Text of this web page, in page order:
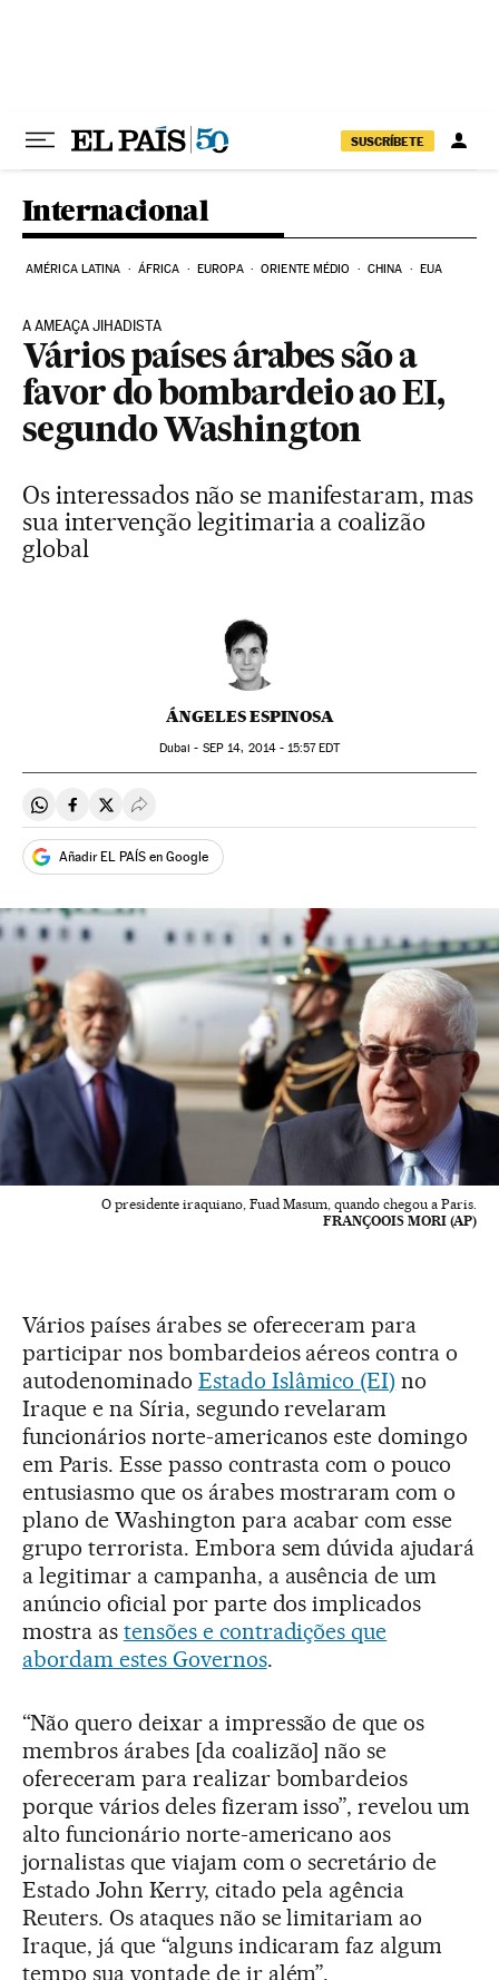
SUSCRÍBETE
Internacional
AMÉRICA LATINA ÁFRICA EUROPA ORIENTE MÉDIO CHINA EUA
A AMEAÇA JIHADISTA
Vários países árabes são a
favor do bombardeio ao EI,
segundo Washington
Os interessados não se manifestaram, mas
sua intervenção legitimaria a coalizão
global
ÁNGELES ESPINOSA
Dubai - SEP 14, 2014 - 15:57EDT
Compartir en Whatsapp
Compartir en Facebook
Compartir en Twitter
Desplegar Redes Sociales
Añadir EL PAÍS en Google
O presidente iraquiano, Fuad Masum, quando chegou a Paris.
FRANÇOOIS MORI (AP)
Vários países árabes se ofereceram para
participar nos bombardeios aéreos contra o
autodenominado Estado Islâmico (EI) no
Iraque e na Síria, segundo revelaram
funcionários norte-americanos este domingo
em Paris. Esse passo contrasta com o pouco
entusiasmo que os árabes mostraram com o
plano de Washington para acabar com esse
grupo terrorista. Embora sem dúvida ajudará
a legitimar a campanha, a ausência de um
anúncio oficial por parte dos implicados
mostra as tensões e contradições que
abordam estes Governos.
“Não quero deixar a impressão de que os
membros árabes [da coalizão] não se
ofereceram para realizar bombardeios
porque vários deles fizeram isso”, revelou um
alto funcionário norte-americano aos
jornalistas que viajam com o secretário de
Estado John Kerry, citado pela agência
Reuters. Os ataques não se limitariam ao
Iraque, já que “alguns indicaram faz algum
tempo sua vontade de ir além”.